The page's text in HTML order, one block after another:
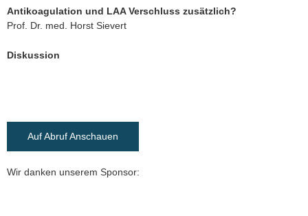
Antikoagulation und LAA Verschluss zusätzlich?
Prof. Dr. med. Horst Sievert
Diskussion
Auf Abruf Anschauen
Wir danken unserem Sponsor: